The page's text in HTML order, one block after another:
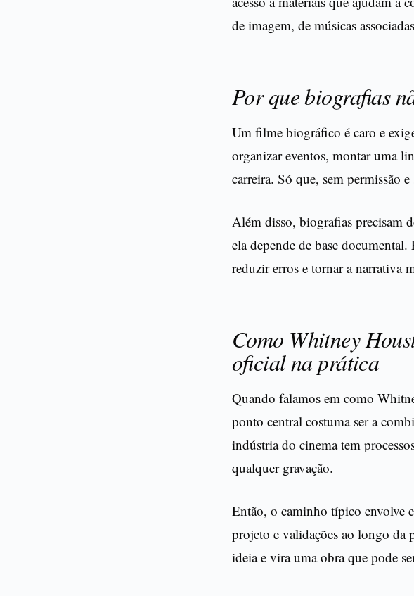
de imagem, de músicas
Por que biografias
Um filme biográfico é caro e
organizar eventos, montar uma
carreira. Só que, sem permissão
Além disso, biografias precisam
ela depende de base
reduzir erros e tornar a narrativa
Como Whitney
oficial na prática
Quando falamos em como
ponto central costuma ser a
indústria do cinema tem
qualquer gravação.
Então, o caminho típico envolve
projeto e validações ao longo da
ideia e vira uma obra que pode